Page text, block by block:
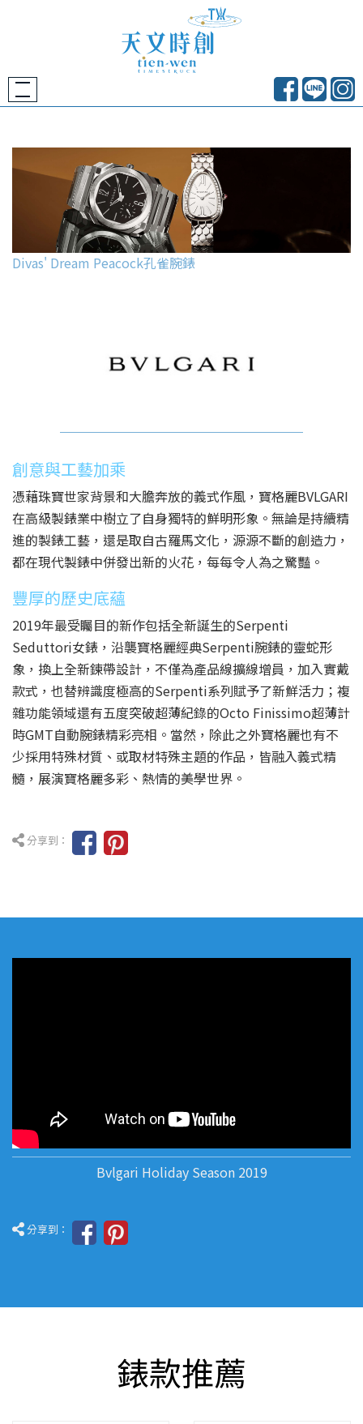
Divas' Dream Peacock孔雀腕錶
創意與工藝加乘
憑藉珠寶世家背景和大膽奔放的義式作風，寶格麗BVLGARI
在高級製錶業中樹立了自身獨特的鮮明形象。無論是持續精
進的製錶工藝，還是取自古羅馬文化，源源不斷的創造力，
都在現代製錶中併發出新的火花，每每令人為之驚豔。
豐厚的歷史底蘊
2019年最受矚目的新作包括全新誕生的Serpenti
Seduttori女錶，沿襲寶格麗經典Serpenti腕錶的靈蛇形
象，換上全新鍊帶設計，不僅為產品線擴線增員，加入實戴
款式，也替辨識度極高的Serpenti系列賦予了新鮮活力；複
雜功能領域還有五度突破超薄紀錄的Octo Finissimo超薄計
時GMT自動腕錶精彩亮相。當然，除此之外寶格麗也有不
少採用特殊材質、或取材特殊主題的作品，皆融入義式精
髓，展演寶格麗多彩、熱情的美學世界。
分享到：
Bvlgari Holiday Season 2019
分享到：
錶款推薦